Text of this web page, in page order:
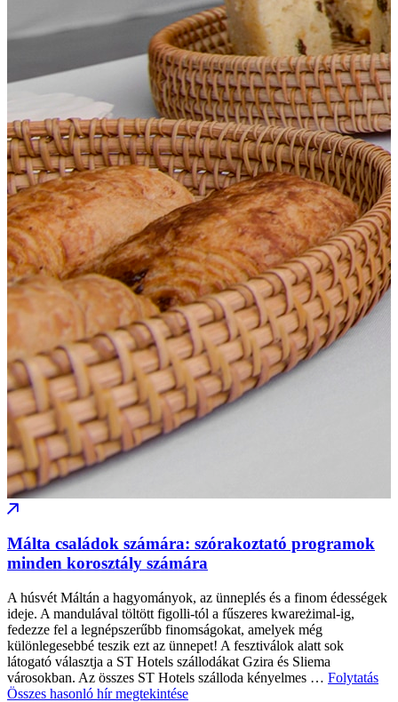
Málta családok számára: szórakoztató programok
minden korosztály számára
A húsvét Máltán a hagyományok, az ünneplés és a finom édességek
ideje. A mandulával töltött figolli-tól a fűszeres kwareżimal-ig,
fedezze fel a legnépszerűbb finomságokat, amelyek még
különlegesebbé teszik ezt az ünnepet! A fesztiválok alatt sok
látogató választja a ST Hotels szállodákat Gzira és Sliema
városokban. Az összes ST Hotels szálloda kényelmes … Folytatás
Összes hasonló hír megtekintése